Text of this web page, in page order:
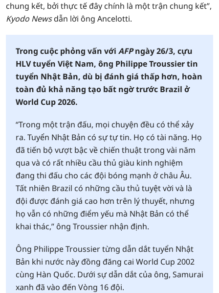
chung kết, bởi thực tế đây chính là một trận chung kết”,
Kyodo Newsdẫn lời ông Ancelotti.
Trong cuộc phỏng vấn với AFPngày 26/3, cựu
HLV tuyển Việt Nam, ông Philippe Troussier tin
tuyển Nhật Bản, dù bị đánh giá thấp hơn, hoàn
toàn đủ khả năng tạo bất ngờ trước Brazil ở
World Cup 2026.
“Trong một trận đấu, mọi chuyện đều có thể xảy
ra. Tuyển Nhật Bản có sự tự tin. Họ có tài năng. Họ
đã tiến bộ vượt bậc về chiến thuật trong vài năm
qua và có rất nhiều cầu thủ giàu kinh nghiệm
đang thi đấu cho các đội bóng mạnh ở châu Âu.
Tất nhiên Brazil có những cầu thủ tuyệt vời và là
đội được đánh giá cao hơn trên lý thuyết, nhưng
họ vẫn có những điểm yếu mà Nhật Bản có thể
khai thác,” ông Troussier nhận định.
Ông Philippe Troussier từng dẫn dắt tuyển Nhật
Bản khi nước này đồng đăng cai World Cup 2002
cùng Hàn Quốc. Dưới sự dẫn dắt của ông, Samurai
xanh đã vào đến Vòng 16 đội.